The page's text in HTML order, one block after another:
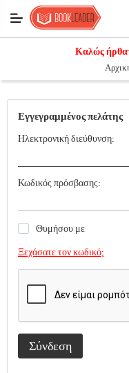
Καλώς
Εγγεγραμμένος πελάτης
Ηλεκτρονική διεύθυνση:
Κωδικός πρόσβασης:
Θυμήσου με
Ξεχάσατε τον κωδικό;
Σύνδεση